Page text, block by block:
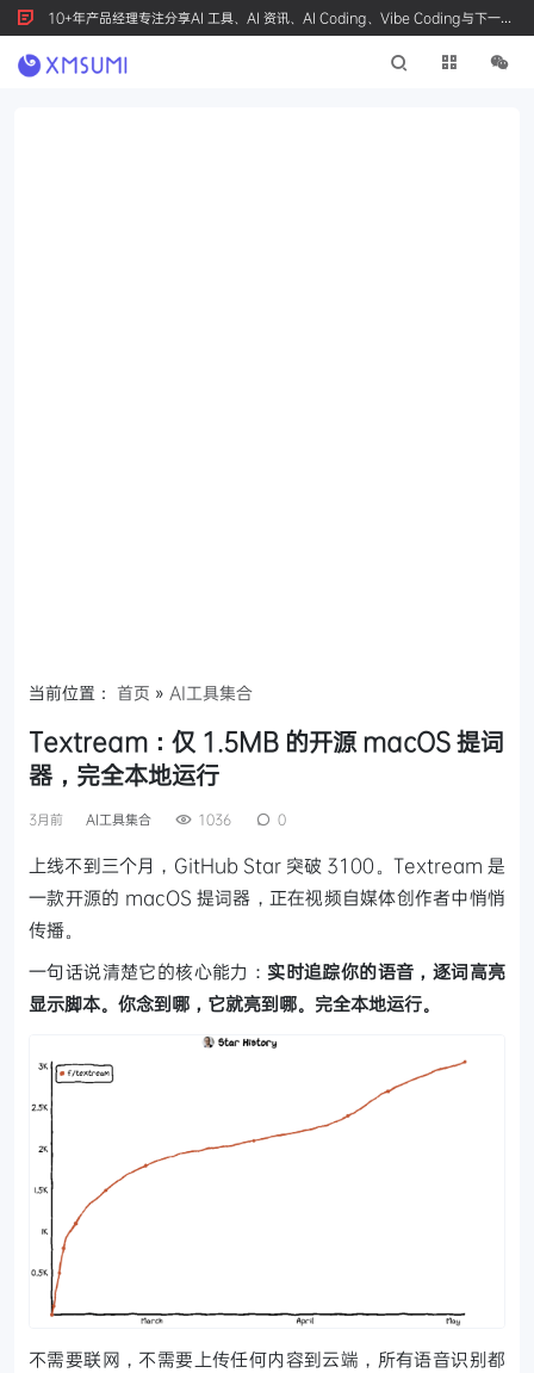
10+年产品经理专注分享AI 工具、AI 资讯、AI Coding、Vibe Coding与下一代
产品创新，按 Ctrl+D 收藏我们
当前位置： 首页 » AI工具集合
Textream：仅 1.5MB 的开源 macOS 提词
器，完全本地运行
3月前 AI工具集合 1036 0
上线不到三个月，GitHub Star 突破 3100。Textream 是
一款开源的 macOS 提词器，正在视频自媒体创作者中悄悄
传播。
一句话说清楚它的核心能力：实时追踪你的语音，逐词高亮
显示脚本。你念到哪，它就亮到哪。完全本地运行。
不需要联网，不需要上传任何内容到云端，所有语音识别都